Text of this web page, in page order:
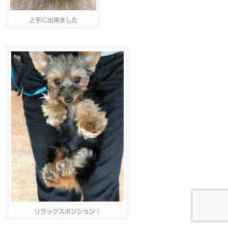
上手に出来ました
リラックスポジション！